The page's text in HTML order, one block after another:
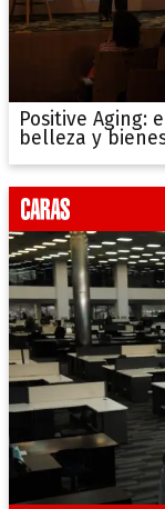
Positive Aging:
belleza y